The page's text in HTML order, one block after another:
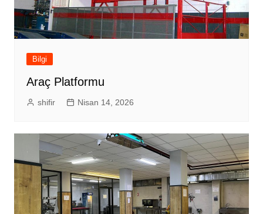
Bilgi
Araç Platformu
shifir Nisan 14, 2026